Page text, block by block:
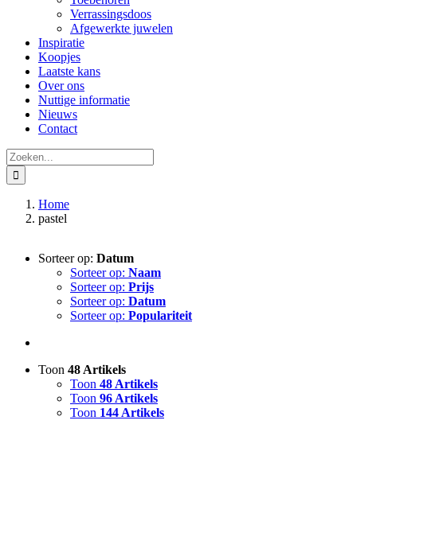
Verrassingsdoos
Afgewerkte juwelen
Inspiratie
Koopjes
Laatste kans
Over ons
Nuttige informatie
Nieuws
Contact
Zoeken
naar:
Home
pastel
Sorteer op: Datum
Sorteer op: Naam
Sorteer op: Prijs
Sorteer op: Datum
Sorteer op: Populariteit
Toon 48 Artikels
Toon 48 Artikels
Toon 96 Artikels
Toon 144 Artikels